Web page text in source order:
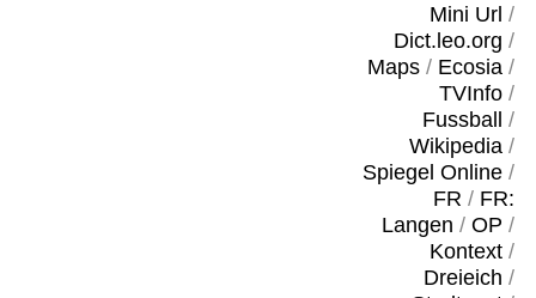
Mini Url /
Dict.leo.org /
Maps/ Ecosia/
TVInfo/
Fussball
/
Wikipedia/
Spiegel Online/
FR / FR:
Langen / OP /
Kontext/
Dreieich /